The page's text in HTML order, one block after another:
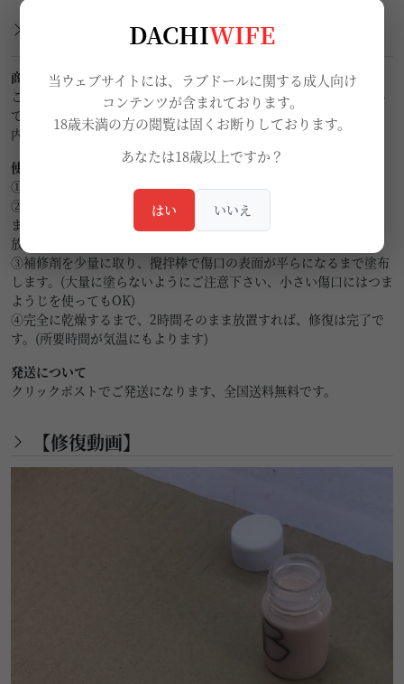
1~3cmの誤差があります）
商品概要
こちらの商品はRZRDOLLシリコン製ラブドール専用の修復キット
です。
内容量：20ml×2（AとB)
使用方法
①傷口の汚れやパウンダーをきれいに洗い落とし、乾かします。
②AとB瓶から同じ量の修復剤をコップ等に入れて、攪拌棒で混ぜ
ます。攪拌終わったら、表面に出てきた泡が消えるまで1～２分間
放置します。
③補修剤を少量に取り、攪拌棒で傷口の表面が平らになるまで塗布
します。(大量に塗らないようにご注意下さい、小さい傷口にはつま
ようじを使ってもOK)
④完全に乾燥するまで、2時間そのまま放置すれば、修復は完了で
す。(所要時間が気温にもよります)
発送について
クリックポストでご発送になります、全国送料無料です。
【修復動画】
DACHIWIFE
当ウェブサイトには、ラブドールに関する成人向け
コンテンツが含まれております。
18歳未満の方の閲覧は固くお断りしております。
あなたは18歳以上ですか？
はい いいえ